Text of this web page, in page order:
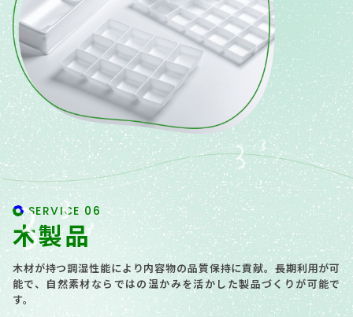
SERVICE 06
木製品
木材が持つ調湿性能により内容物の品質保持に貢献。長期利用が可
能で、自然素材ならではの温かみを活かした製品づくりが可能で
す。